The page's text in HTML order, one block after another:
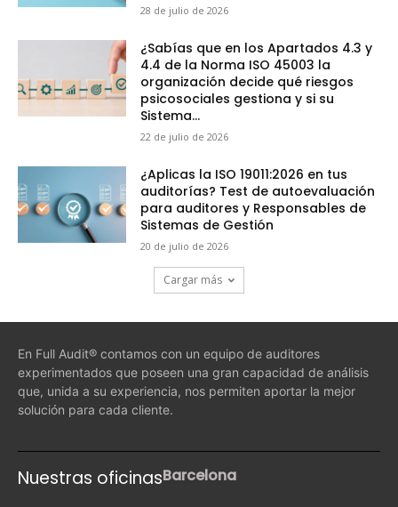
28 de julio de 2026
¿Sabías que en los Apartados 4.3 y
4.4 de la Norma ISO 45003 la
organización decide qué riesgos
psicosociales gestiona y si su
Sistema...
22 de julio de 2026
¿Aplicas la ISO 19011:2026 en tus
auditorías? Test de autoevaluación
para auditores y Responsables de
Sistemas de Gestión
20 de julio de 2026
Cargar más
En Full Audit® contamos con un equipo de auditores
experimentados que poseen una gran capacidad de análisis
que, unida a su experiencia, nos permiten aportar la mejor
solución para cada cliente.
Nuestras oficinasBarcelona